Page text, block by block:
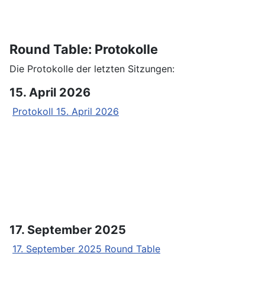
Round Table: Protokolle
Die Protokolle der letzten Sitzungen:
15. April 2026
Protokoll 15. April 2026
17. September 2025
17. September 2025 Round Table